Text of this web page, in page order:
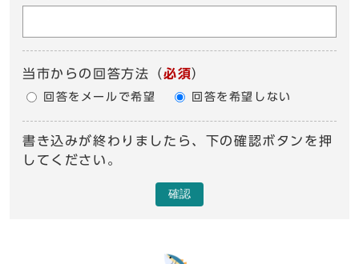
当市からの回答方法 （必須）
回答をメールで希望 回答を希望しない
書き込みが終わりましたら、下の確認ボタンを押
してください。
確認